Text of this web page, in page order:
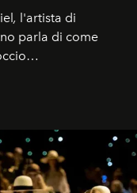
, l'artista di
parla di come